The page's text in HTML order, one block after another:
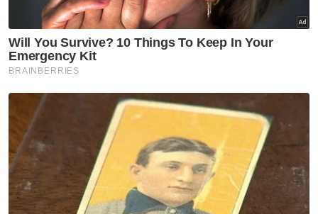
Harap bantu kajian selidik kami dan
dapatkan baucar tunai.
×
Berapakah umur anda?
25 - 34 tahun
35 - 44 tahun
45 - 54 tahun
55 - 64 tahun
65 tahun dan ke atas
Masuk | Daftar VPoints:0